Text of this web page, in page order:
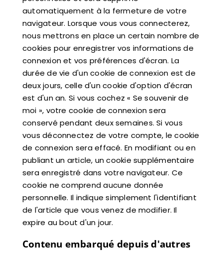
automatiquement à la fermeture de votre
navigateur. Lorsque vous vous connecterez,
nous mettrons en place un certain nombre de
cookies pour enregistrer vos informations de
connexion et vos préférences d'écran. La
durée de vie d'un cookie de connexion est de
deux jours, celle d'un cookie d'option d'écran
est d'un an. Si vous cochez « Se souvenir de
moi », votre cookie de connexion sera
conservé pendant deux semaines. Si vous
vous déconnectez de votre compte, le cookie
de connexion sera effacé. En modifiant ou en
publiant un article, un cookie supplémentaire
sera enregistré dans votre navigateur. Ce
cookie ne comprend aucune donnée
personnelle. Il indique simplement l'identifiant
de l'article que vous venez de modifier. Il
expire au bout d'un jour.
Contenu embarqué depuis d'autres